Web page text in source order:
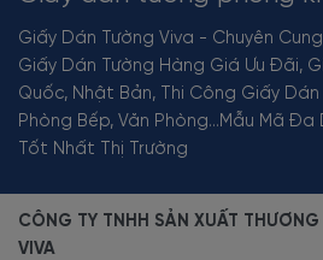
Giấy Dán Tường Viva - Chuyên
Giấy Dán Tường Hàng Giá Ưu Đãi,
Quốc, Nhật Bản, Thi Công Giấy
Phòng Bếp, Văn Phòng...Mẫu Mã
Tốt Nhất Thị Trường
CÔNG TY TNHH SẢN XUẤT
VIVA